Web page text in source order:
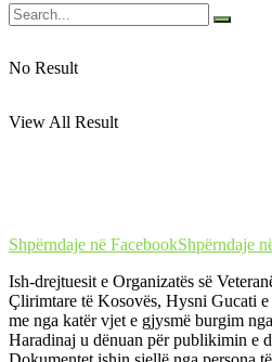
No Result
View All Result
Shpërndaje në FacebookShpërndaje
Ish-drejtuesit e Organizatës së
Çlirimtare të Kosovës, Hysni Gucati
me nga katër vjet e gjysmë burgim
Haradinaj u dënuan për publikimin e